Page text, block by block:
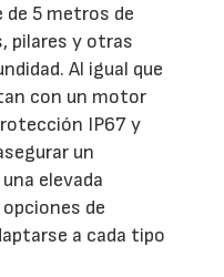
de 5 metros de
pilares y otras
Al igual que
con un motor
IP67 y
un
elevada
de
a cada tipo